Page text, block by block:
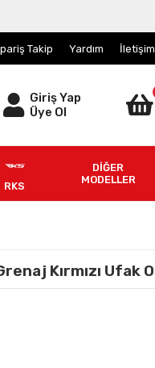
Takip Yardım İletişim
Giriş Yap
Üye Ol
RKS
DİĞER
MODELLER
Kırmızı Ufak